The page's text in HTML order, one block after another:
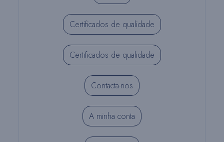
Certificados de qualidade
Certificados de qualidade
Contacta-nos
A minha conta